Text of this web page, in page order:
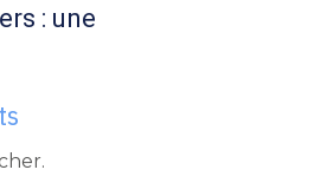
: une